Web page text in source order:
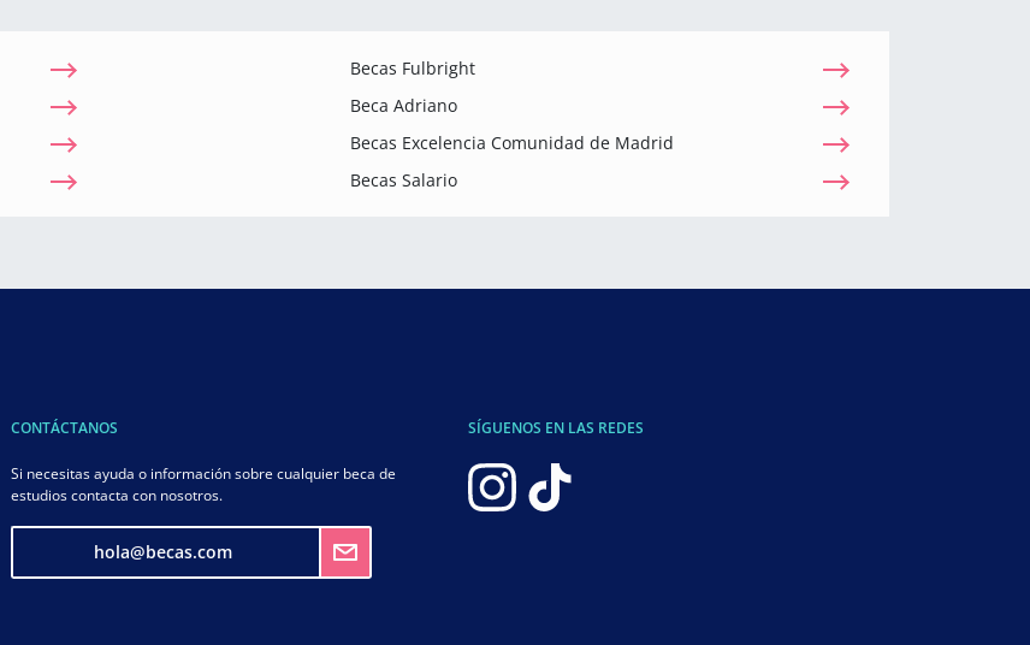
Becas Fulbright
Beca Adriano
Becas Excelencia Comunidad de Madrid
Becas Salario
CONTÁCTANOS
Si necesitas ayuda o información sobre cualquier beca de
estudios contacta con nosotros.
hola@becas.com
SÍGUENOS EN LAS REDES